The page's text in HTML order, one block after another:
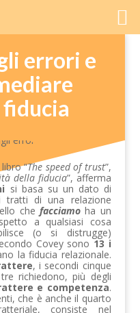
errori e
“The speed of trust”,
della fiducia”, afferma
si basa su un dato di
tratti di una relazione
che facciamoha un
a qualsiasi cosa
(o si distrugge)
Covey sono13 i
la fiducia relazionale.
, i secondi cinque
richiedono, più degli
e competenza.
che è anche il quarto
consiste nel